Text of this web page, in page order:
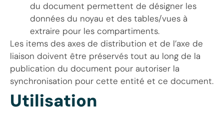
du document permettent de désigner les
données du noyau et des tables/vues à
extraire pour les compartiments.
Les items des axes de distribution et de l’axe de
liaison doivent être préservés tout au long de la
publication du document pour autoriser la
synchronisation pour cette entité et ce document.
Utilisation